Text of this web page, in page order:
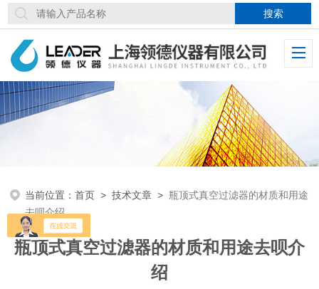
当前位置：首页 >技术文章 >瓶顶式真空过滤器的材质和用途
去呗介绍
瓶顶式真空过滤器的材质和用途去呗介
绍